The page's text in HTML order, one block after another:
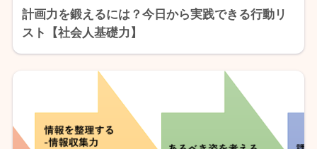
計画力を鍛えるには？今日から実践できる行動リ
スト【社会人基礎力】